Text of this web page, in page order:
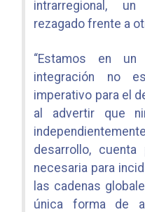
intrarregional,
rezagado frente a
“Estamos en
integración no
imperativo para el
al advertir que
desarrollo,
necesaria para
las cadenas
única forma de